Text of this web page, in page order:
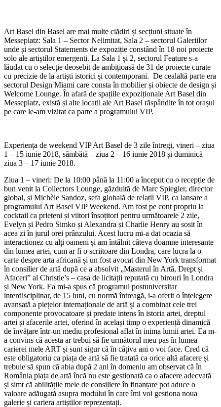
Art Basel din Basel are mai multe clădiri și secțiuni situate în
Messeplatz: Sala 1 – Sector Nelimitat, Sala 2 – sectorul Galeriilor
unde și sectorul Statements de expoziție constând în 18 noi proiecte
solo ale artiștilor emergenti. La Sala 1 și 2, sectorul Feature s-a
lăudat cu o selecție deosebit de ambițioasă de 31 de proiecte curate
cu precizie de la artiști istorici și contemporani. De cealaltă parte era
sectorul Design Miami care consta în mobilier și obiecte de design și
Welcome Lounge. În afară de spațiile expoziționale Art Basel din
Messeplatz, există și alte locații ale Art Basel răspândite în tot orașul
pe care le-am vizitat ca parte a programului VIP.
Experiența de weekend VIP Art Basel de 3 zile întregi, vineri – ziua
1 – 15 iunie 2018, sâmbătă – ziua 2 – 16 iunie 2018 și duminică –
ziua 3 – 17 iunie 2018.
Ziua 1 – vineri: De la 10:00 până la 11:00 a început cu o recepție de
bun venit la Collectors Lounge, găzduită de Marc Spiegler, director
global, și Michèle Sandoz, șefa globală de relații VIP, ca lansare a
programului Art Basel VIP Weekend. Am fost pe cont propriu la
cocktail ca prieteni și viitori însoțitori pentru următoarele 2 zile,
Evelyn și Pedro Simko și Alexandra și Charlie Henry au sosit în
acea zi în jurul orei prânzului. Acest lucru mi-a dat ocazia să
interactionez cu alți oameni și am întâlnit câteva doamne interesante
din lumea artei, cum ar fi o scriitoare din Londra, care lucra la o
carte despre arta africană și un fost avocat din New York transformat
în consilier de artă după ce a absolvit „Masterul în Artă, Drept și
Afaceri” al Christie’s – casa de licitații reputată cu birouri în Londra
și New York. Ea mi-a spus că programul postuniversitar
interdisciplinar, de 15 luni, cu normă întreagă, i-a oferit o înțelegere
avansată a piețelor internaționale de artă și a combinat cele trei
componente provocatoare și predate intens în istoria artei, dreptul
artei și afacerile artei, oferind în același timp o experiență dinamică
de învățare într-un mediu profesional aflat în inima lumii artei. Ea m-
a convins că acesta ar trebui să fie următorul meu pas în lumea
carierei mele ART și sunt sigur că în câțiva ani o voi face. Cred că
este obligatoriu ca piața de artă să fie tratată ca orice altă afacere și
trebuie să spun că abia după 2 ani în domeniu am observat că în
România piața de artă încă nu este gestionată ca o afacere adecvată
și simt că abilitățile mele de consiliere în finanțare pot aduce o
valoare adăugată asupra modului în care îmi voi gestiona noua
galerie și cariera artiștilor reprezentați.